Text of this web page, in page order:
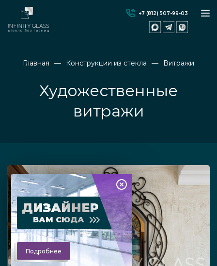
+7 (812) 507-99-03
Главная Конструкции из стекла Витражи
Художественные
витражи
ДИЗАЙНЕР
ВАМ СЮДА
Подробнее